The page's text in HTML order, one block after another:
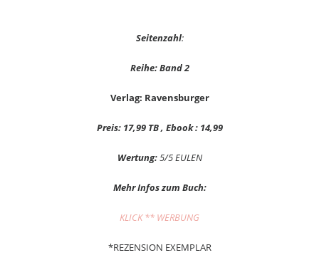
Seitenzahl:
Reihe: Band 2
Verlag: Ravensburger
Preis: 17,99 TB , Ebook : 14,99
Wertung:5/5 EULEN
Mehr Infos zum Buch:
KLICK ** WERBUNG
*REZENSION EXEMPLAR